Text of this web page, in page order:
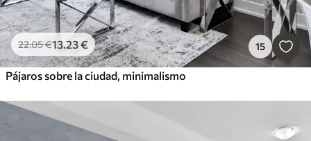
22.05€13.23€ 15
Pájaros sobre la ciudad, minimalismo